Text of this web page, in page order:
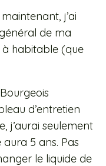
j’ai
de ma
à habitable (que
d’entretien
j’aurai seulement
5 ans. Pas
le liquide de